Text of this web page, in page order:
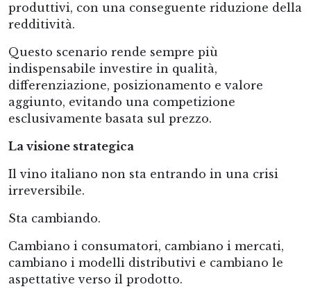
produttivi, con una conseguente riduzione della
redditività.
Questo scenario rende sempre più
indispensabile investire in qualità,
differenziazione, posizionamento e valore
aggiunto, evitando una competizione
esclusivamente basata sul prezzo.
La visione strategica
Il vino italiano non sta entrando in una crisi
irreversibile.
Sta cambiando.
Cambiano i consumatori, cambiano i mercati,
cambiano i modelli distributivi e cambiano le
aspettative verso il prodotto.